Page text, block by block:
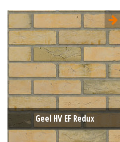
Type:
Wasserstrich (Aqua)
Formaat:
Waalformaat (WF)
210x100x50
Structuur:
Genuanceerd
Kleur:
Geel
Geel HV EF Redux